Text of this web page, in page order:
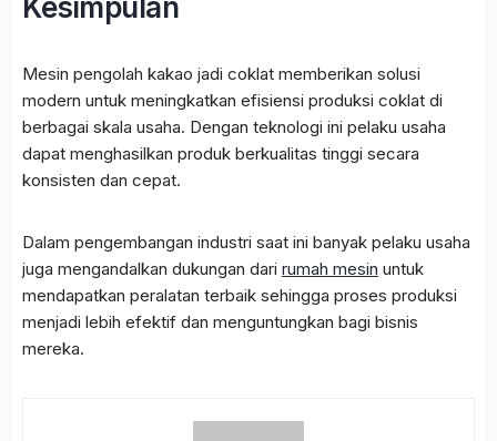
Kesimpulan
Mesin pengolah kakao jadi coklat memberikan solusi
modern untuk meningkatkan efisiensi produksi coklat di
berbagai skala usaha. Dengan teknologi ini pelaku usaha
dapat menghasilkan produk berkualitas tinggi secara
konsisten dan cepat.
Dalam pengembangan industri saat ini banyak pelaku usaha
juga mengandalkan dukungan dari rumah mesin untuk
mendapatkan peralatan terbaik sehingga proses produksi
menjadi lebih efektif dan menguntungkan bagi bisnis
mereka.